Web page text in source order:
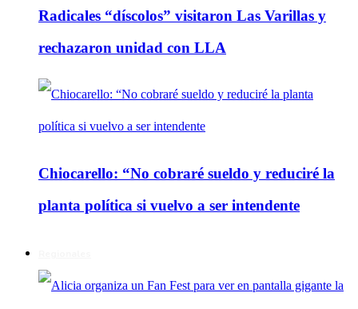
Radicales “díscolos” visitaron Las Varillas y
rechazaron unidad con LLA
Chiocarello: “No cobraré sueldo y reduciré la
planta política si vuelvo a ser intendente